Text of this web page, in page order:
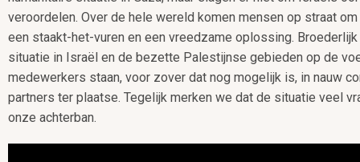
veroordelen. Over de hele wereld komen mensen op straat
een staakt-het-vuren en een vreedzame oplossing.
situatie in Israël en de bezette Palestijnse gebieden op de
medewerkers staan, voor zover dat nog mogelijk is, in nauw
partners ter plaatse. Tegelijk merken we dat de situatie veel
onze achterban.